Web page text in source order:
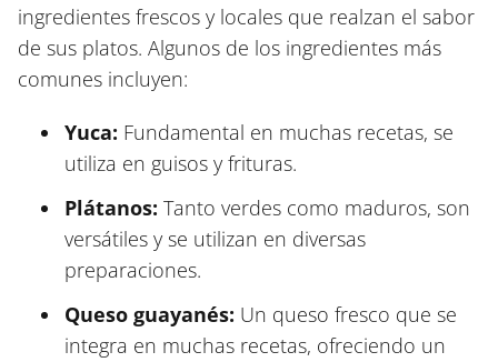
ingredientes frescos y locales que realzan el sabor
de sus platos. Algunos de los ingredientes más
comunes incluyen:
Yuca: Fundamental en muchas recetas, se
utiliza en guisos y frituras.
Plátanos: Tanto verdes como maduros, son
versátiles y se utilizan en diversas
preparaciones.
Queso guayanés: Un queso fresco que se
integra en muchas recetas, ofreciendo un